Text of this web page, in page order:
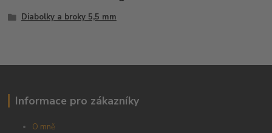
Diabolky a broky 5,5 mm
Informace pro zákazníky
O mně